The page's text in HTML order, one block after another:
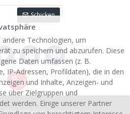
Schicken
bin einverstanden.
Paneelheizkoerper.de
Technologien, um
zu speichern und abzurufen. Diese
Daten umfassen (z. B.
IP-Adressen, Profildaten), die in den
und Inhalte, Anzeigen- und
über Zielgruppen und
werden. Einige unserer Partner